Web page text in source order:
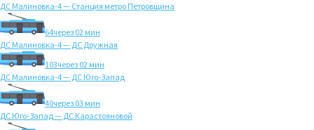
ДС Малиновка-4 — Станция метро Петровщина
64через 02 мин
ДС Малиновка-4 — ДС Дружная
103через 02 мин
ДС Малиновка-4 — ДС Юго-Запад
40через 03 мин
ДС Юго-Запад — ДС Карастояновой